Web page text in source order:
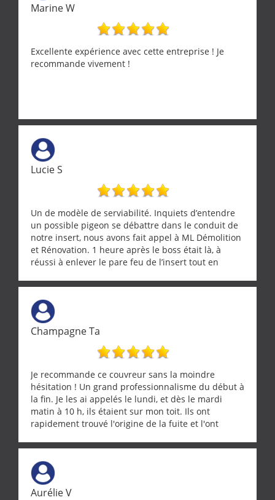
Marine W
Excellente expérience avec cette entreprise ! Je
recommande vivement !
Lucie S
Un de modèle de serviabilité. Inquiets d’entendre
un possible pigeon se débattre dans le conduit de
notre insert, nous avons fait appel à ML Démolition
et Rénovation. 1 heure après le boss était là, à
réussi à enlever le pare feu de l’insert tout en
tourterelle et s’est ensuite patiemment occupé de
l’oiseau jusqu’à ce qu’il reprenne ses esprits et
puisse s’envoler. Après quoi il a procédé au
ramonage de notre insert avec dextérité et une
grande propreté, nous gratifiant également de
nombreux conseils concernant d’autres sujets. Un
entrepreneur comme on souhaite en rencontrer.
Encore un grand merci à lui.
Champagne Ta
Je recommande ce couvreur sans la moindre
hésitation ! Un grand professionnalisme du début à
la fin. Je les ai appelés le lundi, et dès le mardi
matin à 10 h, ils étaient sur mon toit. Ils ont
rapidement trouvé l'origine de la fuite et l'ont
Une équipe sérieuse, réactive et compétente. C'est
vraiment rassurant de pouvoir compter sur des
artisans aussi professionnels. Merci encore !
Aurélie V